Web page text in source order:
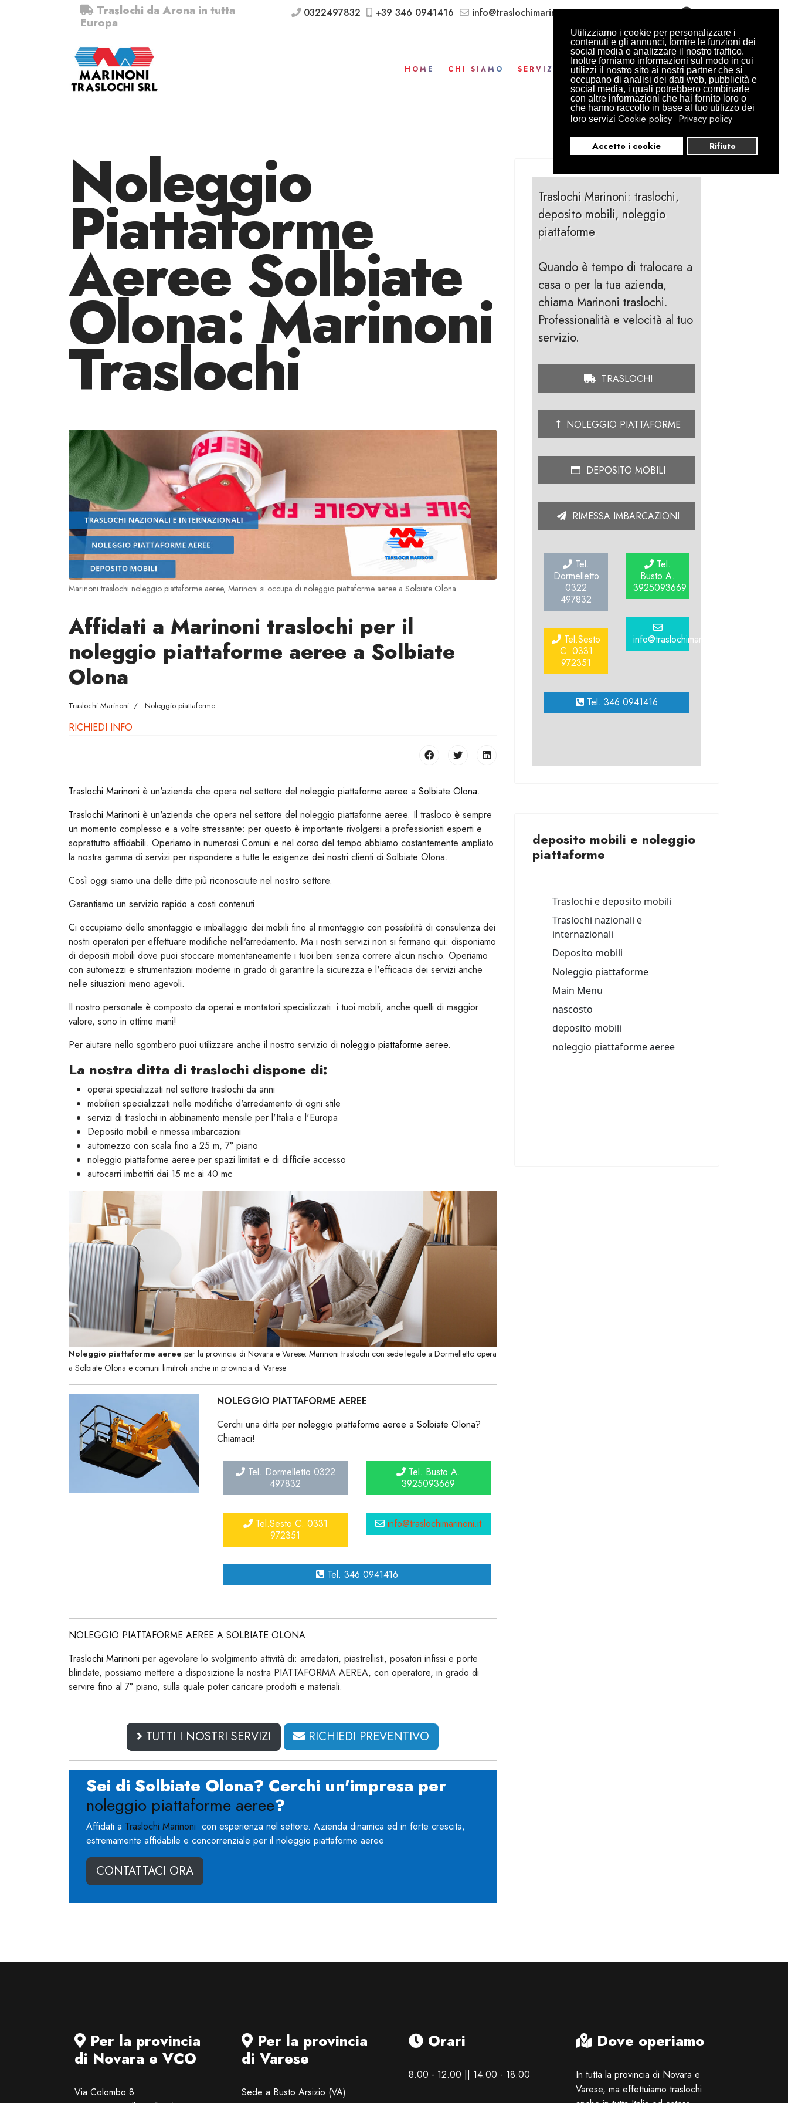
Utilizziamo i cookie per personalizzare i
contenuti e gli annunci, fornire le funzioni dei
social media e analizzare il nostro traffico.
Inoltre forniamo informazioni sul modo in cui
utilizzi il nostro sito ai nostri partner che si
occupano di analisi dei dati web, pubblicità e
social media, i quali potrebbero combinarle
con altre informazioni che hai fornito loro o
che hanno raccolto in base al tuo utilizzo dei
loro servizi Cookie policy Privacy policy
Accetto i cookie Rifiuto
Traslochi da Arona in tutta
Europa
0322497832 +39 346 0941416 info@traslochimarinoni.it
HOME CHI SIAMO SERVIZI CONTATTI PREVENTIVO
Noleggio
Piattaforme
Aeree Solbiate
Olona: Marinoni
Traslochi
Marinoni traslochi noleggio piattaforme aeree, Marinoni si occupa di noleggio piattaforme aeree a Solbiate Olona
Affidati a Marinoni traslochi per il
noleggio piattaforme aeree a Solbiate
Olona
Traslochi Marinoni Noleggio piattaforme
RICHIEDI INFO
Traslochi Marinoni è un'azienda che opera nel settore del noleggio piattaforme aeree a Solbiate Olona.
Traslochi Marinoni è un'azienda che opera nel settore del noleggio piattaforme aeree. Il trasloco è sempre
un momento complesso e a volte stressante: per questo è importante rivolgersi a professionisti esperti e
soprattutto affidabili. Operiamo in numerosi Comuni e nel corso del tempo abbiamo costantemente ampliato
la nostra gamma di servizi per rispondere a tutte le esigenze dei nostri clienti di Solbiate Olona.
Così oggi siamo una delle ditte più riconosciute nel nostro settore.
Garantiamo un servizio rapido a costi contenuti.
Ci occupiamo dello smontaggio e imballaggio dei mobili fino al rimontaggio con possibilità di consulenza dei
nostri operatori per effettuare modifiche nell'arredamento. Ma i nostri servizi non si fermano qui: disponiamo
di depositi mobili dove puoi stoccare momentaneamente i tuoi beni senza correre alcun rischio. Operiamo
con automezzi e strumentazioni moderne in grado di garantire la sicurezza e l'efficacia dei servizi anche
nelle situazioni meno agevoli.
Il nostro personale è composto da operai e montatori specializzati: i tuoi mobili, anche quelli di maggior
valore, sono in ottime mani!
Per aiutare nello sgombero puoi utilizzare anche il nostro servizio di noleggio piattaforme aeree.
La nostra ditta di traslochi dispone di:
operai specializzati nel settore traslochi da anni
mobilieri specializzati nelle modifiche d'arredamento di ogni stile
servizi di traslochi in abbinamento mensile per l'Italia e l'Europa
Deposito mobili e rimessa imbarcazioni
automezzo con scala fino a 25 m, 7° piano
noleggio piattaforme aeree per spazi limitati e di difficile accesso
autocarri imbottiti dai 15 mc ai 40 mc
Noleggio piattaforme aeree per la provincia di Novara e Varese: Marinoni traslochi con sede legale a Dormelletto opera
a Solbiate Olona e comuni limitrofi anche in provincia di Varese
NOLEGGIO PIATTAFORME AEREE
Cerchi una ditta pernoleggio piattaforme aeree a Solbiate Olona?
Chiamaci!
Tel. Dormelletto 0322
497832
Tel.Sesto C. 0331
972351
Tel. Busto A.
3925093669
info@traslochimarinoni.it
Tel. 346 0941416
NOLEGGIO PIATTAFORME AEREE A SOLBIATE OLONA
Traslochi Marinoni per agevolare lo svolgimento attività di: arredatori, piastrellisti, posatori infissi e porte
blindate, possiamo mettere a disposizione la nostra PIATTAFORMA AEREA, con operatore, in grado di
servire fino al 7° piano, sulla quale poter caricare prodotti e materiali.
TUTTI I NOSTRI SERVIZI RICHIEDI PREVENTIVO
Sei di Solbiate Olona? Cerchi un'impresa per
noleggio piattaforme aeree?
Affidati a Traslochi Marinoni con esperienza nel settore. Azienda dinamica ed in forte crescita,
estremamente affidabile e concorrenziale per il noleggio piattaforme aeree
CONTATTACI ORA
Traslochi Marinoni: traslochi,
deposito mobili, noleggio
piattaforme
Quando è tempo di tralocare a
casa o per la tua azienda,
chiama Marinoni traslochi.
Professionalità e velocità al tuo
servizio.
TRASLOCHI
NOLEGGIO PIATTAFORME
DEPOSITO MOBILI
RIMESSA IMBARCAZIONI
Tel.
Dormelletto
0322
497832
Tel.Sesto
C. 0331
972351
Tel.
Busto A.
3925093669
info@traslochimarinoni.it
Tel. 346 0941416
deposito mobili e noleggio
piattaforme
Per la provincia
di Novara e VCO
Via Colombo 8
Per la provincia
di Varese
Sede a Busto Arsizio (VA)
Orari
8.00 - 12.00 || 14.00 - 18.00
Dove operiamo
In tutta la provincia di Novara e
Varese, ma effettuiamo traslochi